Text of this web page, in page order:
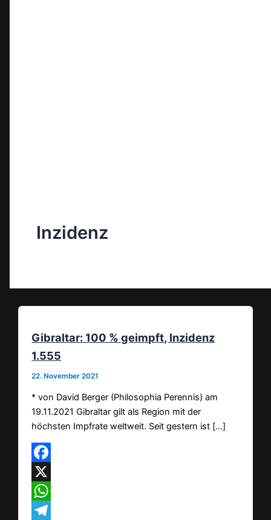
Inzidenz
Gibraltar: 100 % geimpft, Inzidenz
1.555
22. November 2021
* von David Berger (Philosophia Perennis) am
19.11.2021 Gibraltar gilt als Region mit der
höchsten Impfrate weltweit. Seit gestern ist […]
Facebook
X
WhatsApp